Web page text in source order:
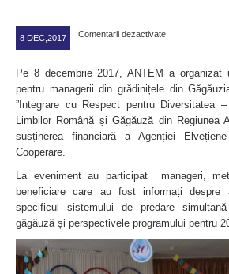
8 DEC,2017 Comentarii dezactivate
Pe 8 decembrie 2017, ANTEM a organizat
pentru managerii din grădinițele din
”Integrare cu Respect pentru Diversitatea
Limbilor Română și Găgăuză din Regiunea
susținerea financiară a Agenției
Cooperare.
La eveniment au participat manageri,
beneficiare care au fost informați despre
specificul sistemului de predare
găgăuză și perspectivele programului pentru